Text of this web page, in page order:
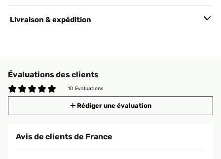
Livraison & expédition
Évaluations des clients
10 Evaluations
Rédiger une évaluation
Avis de clients de France